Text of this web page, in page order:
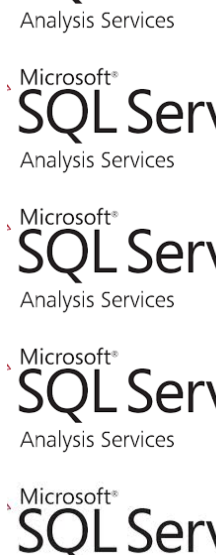
de catálogo pelo SQL Server
02 de abril de 2017 3 min de leitura
consultar informações e processar
comandos via linha de comando (XLMA)
pelo SQL Server
02 de abril de 2017 4 min de leitura
para backup e restore de cubos via linha
de comando T-SQL
05 de março de 2017 3 min de leitura
primeiro cubo multidimensional no
modelo estrela (Star schema)
28 de fevereiro de 2017 11 min de leitura